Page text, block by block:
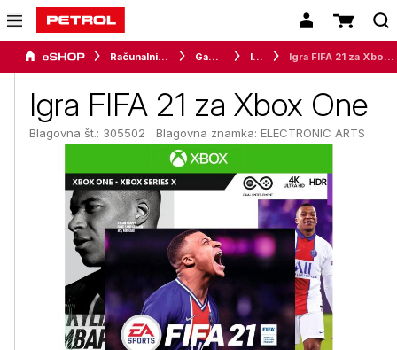
Računalništvo Gaming Igre
Igra FIFA 21 za Xbox One
Blagovna št.: 305502 Blagovna znamka: ELECTRONIC ARTS